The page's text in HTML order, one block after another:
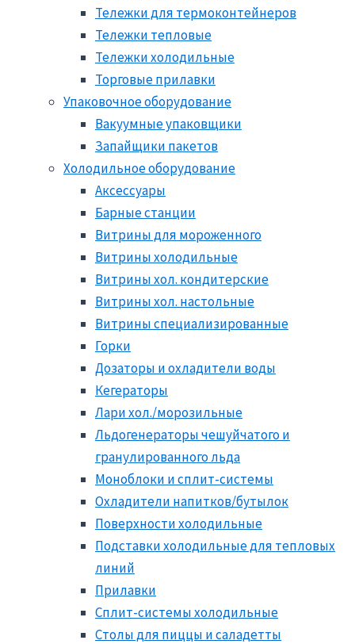
Тележки для термоконтейнеров
Тележки тепловые
Тележки холодильные
Торговые прилавки
Упаковочное оборудование
Вакуумные упаковщики
Запайщики пакетов
Холодильное оборудование
Аксессуары
Барные станции
Витрины для мороженного
Витрины холодильные
Витрины хол. кондитерские
Витрины хол. настольные
Витрины специализированные
Горки
Дозаторы и охладители воды
Кегераторы
Лари хол./морозильные
Льдогенераторы чешуйчатого и
гранулированного льда
Моноблоки и сплит-системы
Охладители напитков/бутылок
Поверхности холодильные
Подставки холодильные для тепловых
линий
Прилавки
Сплит-системы холодильные
Столы для пиццы и саладетты